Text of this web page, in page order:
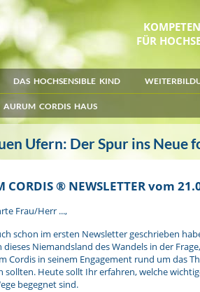
FÜR
DAS HOCHSENSIBLE KIND
AURUM CORDIS HAUS
Ufern: Der Spur ins Neue
CORDIS ® NEWSLETTER vom
Frau/Herr ...,
schon im ersten Newsletter geschrieben
dieses Niemandsland des Wandels in der
Cordis in seinem Engagement rund um das
sollten. Heute sollt Ihr erfahren, welche
begegnet sind.